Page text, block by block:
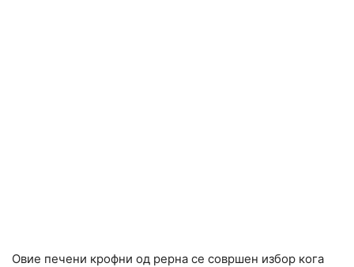
Овие печени крофни од рерна се совршен избор кога